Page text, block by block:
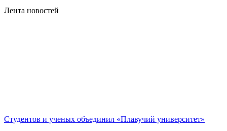
Лента новостей
Студентов и ученых объединил «Плавучий университет»